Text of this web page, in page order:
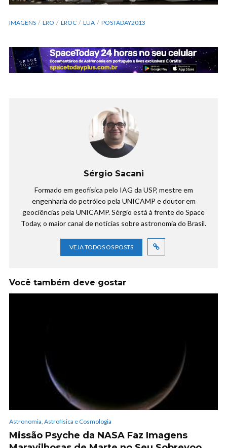
IMAGENS LRO LROC LUA POSTADAY2013
Sérgio Sacani
Formado em geofísica pelo IAG da USP, mestre em
engenharia do petróleo pela UNICAMP e doutor em
geociências pela UNICAMP. Sérgio está à frente do Space
Today, o maior canal de notícias sobre astronomia do Brasil.
VEJA TODOS OS POSTS
Você também deve gostar
Astronomia, Astrofísica e Cosmologia
Missão Psyche da NASA Faz Imagens